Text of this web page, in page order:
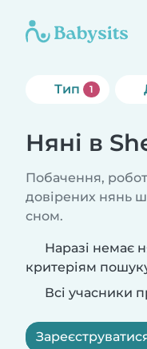
Тип 1
Няні в
Побачення,
довірених нянь
сном.
Наразі немає
критеріям
Всі учасники